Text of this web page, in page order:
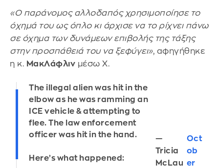
«Ο παράνομος αλλοδαπός χρησιμοποίησε το
όχημά του ως όπλο κι άρχισε να το ρίχνει πάνω
σε όχημα των δυνάμεων επιβολής της τάξης
στην προσπάθειά του να ξεφύγει», αφηγήθηκε
η κ. ΜακΛάφλιν μέσω X.
The illegal alien was hit in the
elbow as he was ramming an
ICE vehicle & attempting to
flee. The law enforcement
officer was hit in the hand.
Here’s what happened:
—
Tricia
McLau
Oct
ob
er